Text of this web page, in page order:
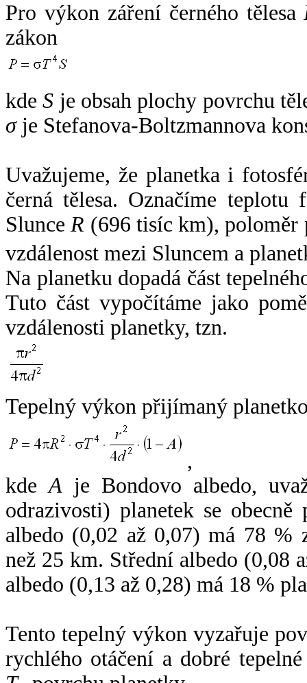
Pro výkon záření černého tělesa
zákon
kdeS je obsah plochy povrchu
σje Stefanova-Boltzmannova
Uvažujeme, že planetka i
černá tělesa. Označíme
SlunceR (696 tisíc km),
vzdálenost mezi Sluncem a
Na planetku dopadá část
Tuto část vypočítáme jako
vzdálenosti planetky, tzn.
Tepelný výkon přijímaný
,
kdeA je Bondovo albedo,
odrazivosti) planetek se
albedo (0,02 až 0,07) má 78 %
než 25 km. Střední albedo (0,08
albedo (0,13 až 0,28) má 18 %
Tento tepelný výkon vyzařuje
rychlého otáčení a dobré